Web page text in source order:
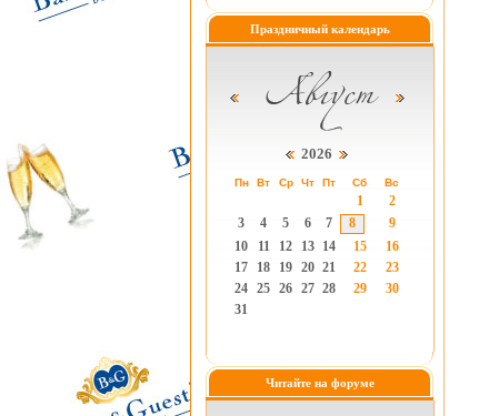
Праздничный календарь
2026
Пн Вт Ср Чт Пт Сб Вс
1
2
3
4 5 6 7 8
9
10
11 12 13 14 15
16
17
18 19 20 21 22
23
24 25 26 27 28 29
30
31
Читайте на форуме